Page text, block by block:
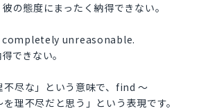
の態度にまったく納得できない。
unreasonable.
できない。
尽な」という意味で、find 〜
理不尽だと思う」という表現です。